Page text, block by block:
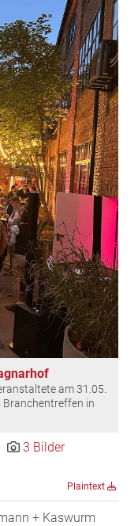
am 31.05.
Branchentreffen in
3 Bilder
Plaintext
+ Kaswurm